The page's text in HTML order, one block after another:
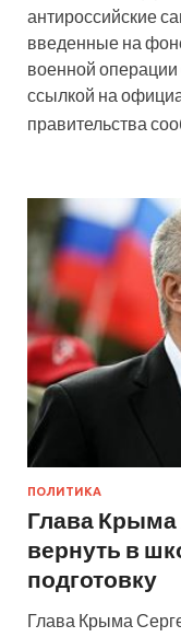
антироссийские
введенные на
военной
ссылкой на
правительства
ПОЛИТИКА
Глава
вернуть в
подготовку
Глава Крыма